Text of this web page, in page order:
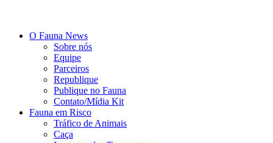
O Fauna News
Sobre nós
Equipe
Parceiros
Republique
Publique no Fauna
Contato/Mídia Kit
Fauna em Risco
Tráfico de Animais
Caça